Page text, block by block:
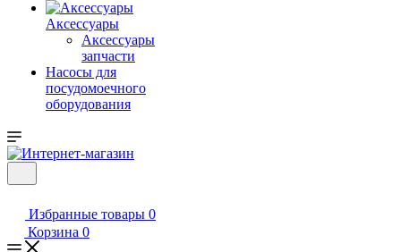
Аксессуары
Аксессуары
запчасти
Насосы для
посудомоечного
оборудования
Избранные товары 0
Корзина 0